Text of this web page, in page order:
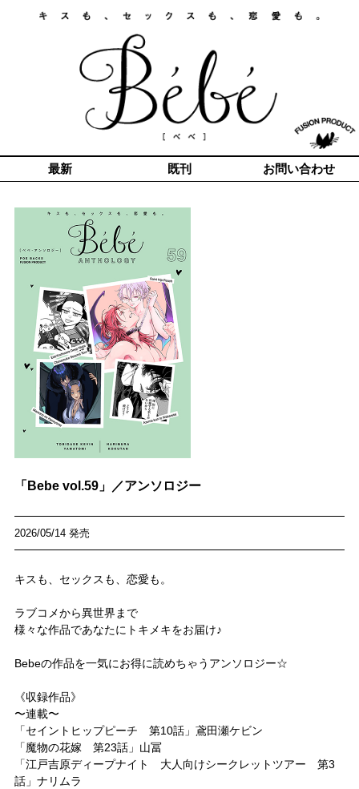
最新 既刊 お問い合わせ
「Bebe vol.59」／アンソロジー
2026/05/14 発売
キスも、セックスも、恋愛も。
ラブコメから異世界まで
様々な作品であなたにトキメキをお届け♪
Bebeの作品を一気にお得に読めちゃうアンソロジー☆
《収録作品》
〜連載〜
「セイントヒップピーチ 第10話」鳶田瀬ケビン
「魔物の花嫁 第23話」山冨
「江戸吉原ディープナイト 大人向けシークレットツアー 第3
話」ナリムラ